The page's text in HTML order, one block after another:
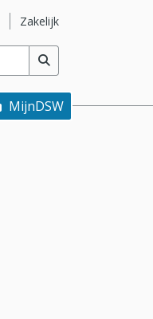
Ga naar subsite
Zakelijk
MijnDSW